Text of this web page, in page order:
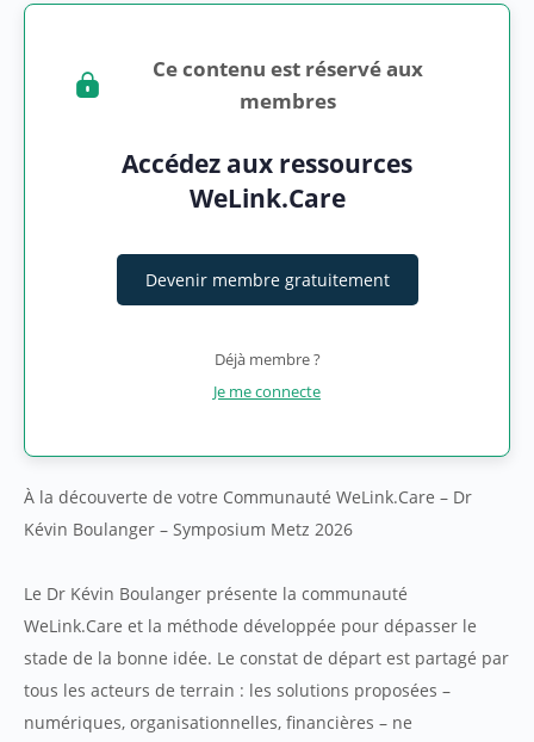
Ce contenu est réservé aux
membres
Accédez aux ressources
WeLink.Care
Devenir membre gratuitement
Déjà membre ?
Je me connecte
À la découverte de votre Communauté WeLink.Care – Dr
Kévin Boulanger – Symposium Metz 2026
Le Dr Kévin Boulanger présente la communauté
WeLink.Care et la méthode développée pour dépasser le
stade de la bonne idée. Le constat de départ est partagé par
tous les acteurs de terrain : les solutions proposées –
numériques, organisationnelles, financières – ne